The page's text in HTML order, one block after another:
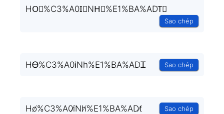
HO⃒%C3%A0I⃒NH⃒%E1%BA%ADT⃒
Sao chép
HᎾ%C3%A0ᎥNh%E1%BA%ADᏆ Sao chép
Ho̸%C3%A0i̸Nh̸%E1%BA%ADt̸ Sao chép